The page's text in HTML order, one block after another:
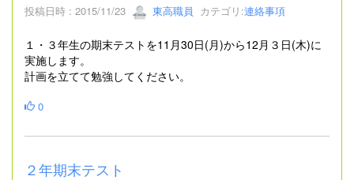
投稿日時 : 2015/11/23 東高職員 カテゴリ:連絡事項
１・３年生の期末テストを11月30日(月)から12月３日(木)に
実施します。
計画を立てて勉強してください。
0
２年期末テスト